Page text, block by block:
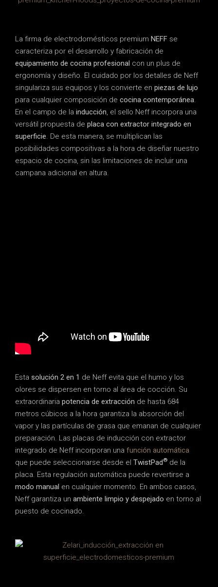
La firma de electrodomésticos premiumNEFF se
caracteriza por el desarrollo y fabricación de
equipamiento de cocina profesional con un plus de
ergonomía y diseño. El cuidado por los detalles de Neff
singulariza sus equipos y los convierte enpiezas de lujo
para cualquier composición decocina contemporánea.
En el campo de lainducción, el sello Neff incorpora una
versátil propuesta deplaca con extractor integrado en
superficie. De esta manera, se multiplican las
posibilidades compositivas a la hora de diseñar nuestro
espacio de cocina, sin las limitaciones de incluir una
campana adicional en altura.
Estasolución 2 en 1 de Neff evita que el humo y los
olores se dispersen en torno al área de cocción. Su
extraordinariapotencia de extracción de hasta 684
metros cúbicos a la hora garantiza la absorción del
vapor y las partículas de grasa que emanan de cualquier
preparación. Las placas de inducción con extractor
integrado de Neff incorporan unafunción automática
que puede seleccionarse desde elTwistPad® de la
placa. Esta regulación automática puede revertirse a
modo manual en cualquier momento. En ambos casos,
Neff garantiza unambiente limpio y despejado en torno al
puesto de cocinado.